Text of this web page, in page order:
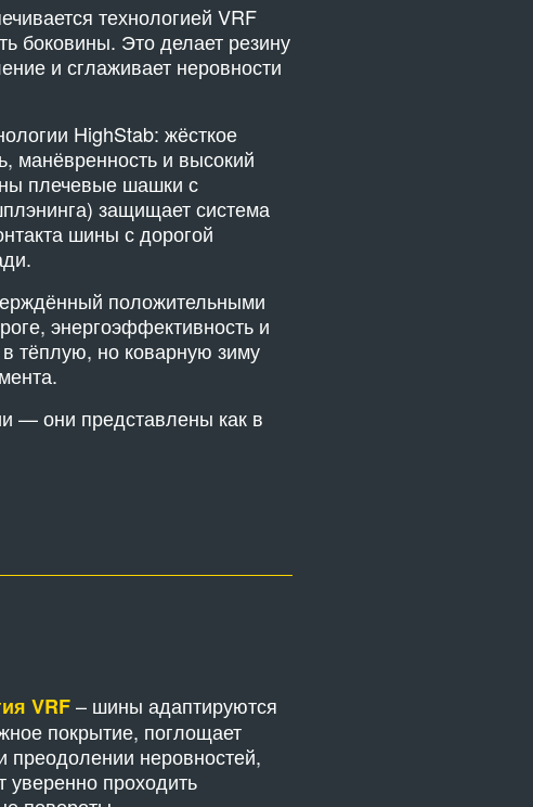
технологией VRF
боковины. Это делает резину
и сглаживает неровности
HighStab: жёсткое
манёвренность и высокий
плечевые шашки с
защищает система
шины с дорогой
положительными
энергоэффективность и
в тёплую, но коварную зиму
— они представлены как в
VRF– шины адаптируются
покрытие, поглощает
преодолении неровностей,
уверенно проходить